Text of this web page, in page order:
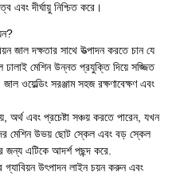
এবং দীর্ঘায়ু নিশ্চিত করে।
জাল দক্ষতার সাথে উত্পাদন করতে চান যে
মেশিন উন্নত প্রযুক্তি দিয়ে সজ্জিত
ওয়েল্ডিং সরঞ্জাম সহজ রক্ষণাবেক্ষণ এবং
অর্থ এবং প্রচেষ্টা সঞ্চয় করতে পারেন, যখন
মেশিন উভয় ছোট স্কেল এবং বড় স্কেল
জন্য এটিকে আদর্শ পছন্দ করে.
উৎপাদন লাইন চয়ন করুন এবং